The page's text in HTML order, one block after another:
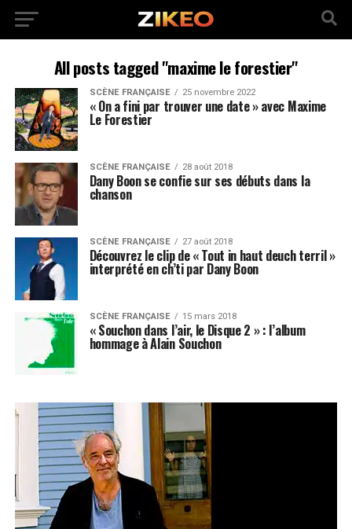
All posts tagged "maxime le forestier"
SCÈNE FRANÇAISE 25 novembre 2022
« On a fini par trouver une date » avec Maxime
Le Forestier
SCÈNE FRANÇAISE 28 août 2018
Dany Boon se confie sur ses débuts dans la
chanson
SCÈNE FRANÇAISE 27 août 2018
Découvrez le clip de « Tout in haut deuch terril »
interprété en ch’ti par Dany Boon
SCÈNE FRANÇAISE 15 mars 2018
« Souchon dans l’air, le Disque 2 » : l’album
hommage à Alain Souchon